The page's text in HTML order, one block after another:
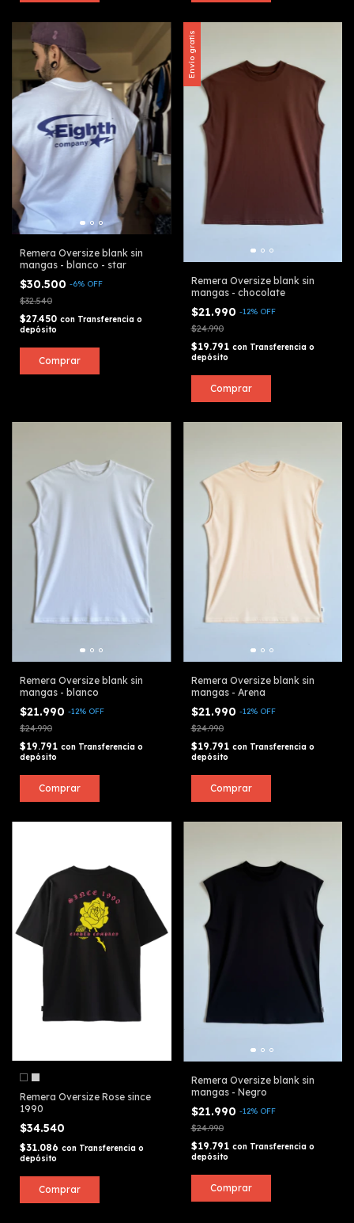
Remera Oversize blank sin
mangas - blanco - star
$30.500 -6% OFF
$32.540
$27.450 con Transferencia o
depósito
Comprar
Envío gratis
Remera Oversize blank sin
mangas - chocolate
$21.990 -12% OFF
$24.990
$19.791 con Transferencia o
depósito
Comprar
Remera Oversize blank sin
mangas - blanco
$21.990 -12% OFF
$24.990
$19.791 con Transferencia o
depósito
Comprar
Remera Oversize blank sin
mangas - Arena
$21.990 -12% OFF
$24.990
$19.791 con Transferencia o
depósito
Comprar
Remera Oversize Rose since
1990
$34.540
$31.086 con Transferencia o
depósito
Comprar
Remera Oversize blank sin
mangas - Negro
$21.990 -12% OFF
$24.990
$19.791 con Transferencia o
depósito
Comprar